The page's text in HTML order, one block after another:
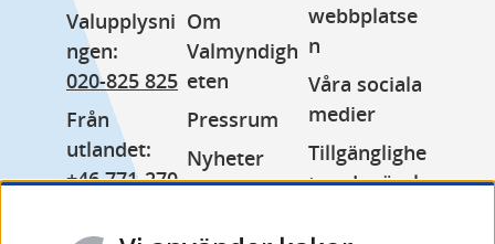
Valupplysni
ngen:
020-825 825
Från
utlandet:
+46 771-270
Om
Valmyndigh
eten
Pressrum
Nyheter
Minoritetss
webbplatse
n
Våra sociala
medier
Tillgänglighe
tsredogörels